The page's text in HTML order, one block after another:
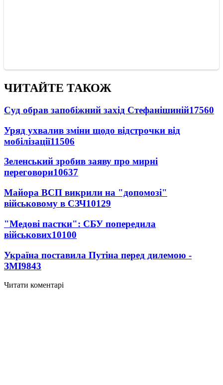
ЧИТАЙТЕ ТАКОЖ
Суд обрав запобіжний захід Стефанішиній17560
Уряд ухвалив зміни щодо відстрочки від
мобілізації11506
Зеленський зробив заяву про мирні
переговори10637
Майора ВСП викрили на "допомозі"
військовому в СЗЧ10129
"Медові пастки": СБУ попередила
військових10100
Україна поставила Путіна перед дилемою -
ЗМІ9843
Читати коментарі